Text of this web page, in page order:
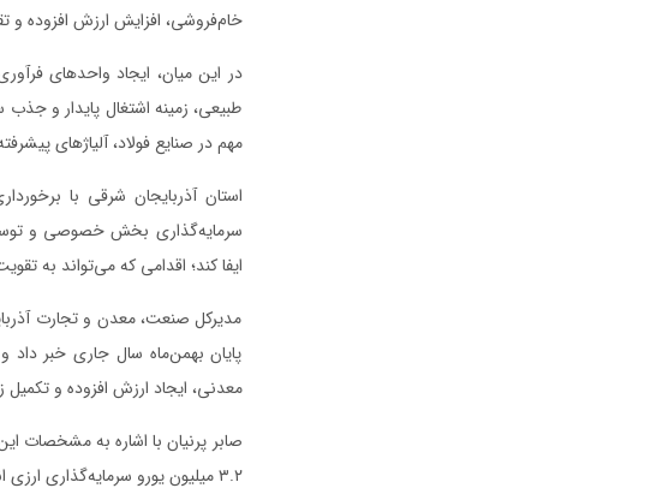
خام‌فروشی، افزایش ارزش افزوده
در این میان، ایجاد واحدهای
طبیعی، زمینه اشتغال پایدار و جذب
مهم در صنایع فولاد، آلیاژهای
استان آذربایجان شرقی با
سرمایه‌گذاری بخش خصوصی و
ایفا کند؛ اقدامی که می‌تواند به
مدیرکل صنعت، معدن و تجارت
پایان بهمن‌ماه سال جاری خبر
معدنی، ایجاد ارزش افزوده و
۳.۲ میلیون یورو سرمایه‌گذاری ارزی انجام شده است.